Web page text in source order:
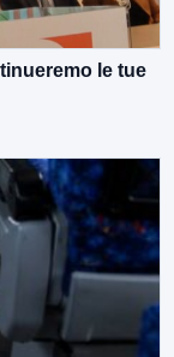
le tue